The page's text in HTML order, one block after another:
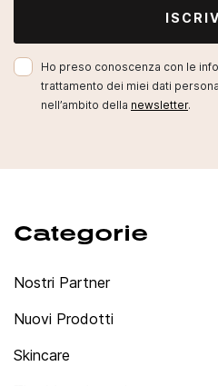
Ho preso conoscenza con le
trattamento dei miei dati
nell’ambito della newsletter.
Categorie
Nostri Partner
Nuovi Prodotti
Skincare